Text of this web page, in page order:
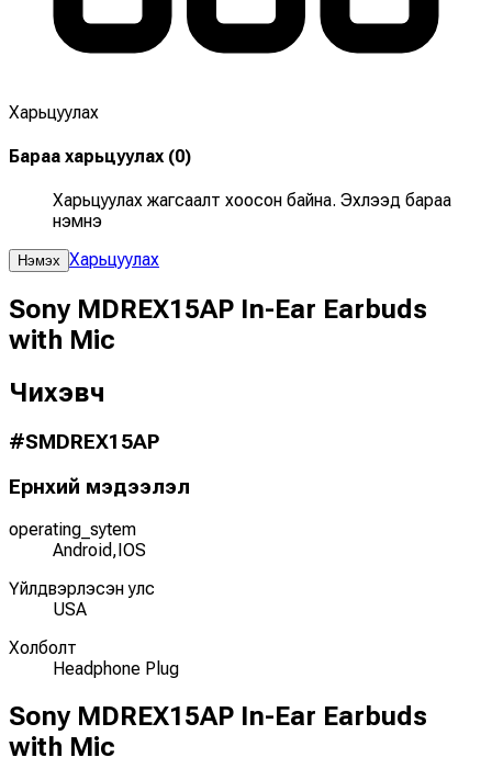
Харьцуулах
Бараа харьцуулах(0)
Харьцуулах жагсаалт хоосон байна. Эхлээд бараа
нэмнэ үү
Нэмэх Харьцуулах
Sony MDREX15AP In-Ear Earbuds
with Mic
Чихэвч
#SMDREX15AP
Ерөнхий мэдээлэл
operating_sytem
Android,IOS
Үйлдвэрлэсэн улс
USA
Холболт
Headphone Plug
Sony MDREX15AP In-Ear Earbuds
with Mic